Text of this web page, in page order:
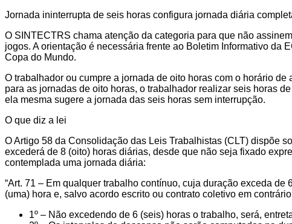
Jornada ininterrupta de seis horas configura jornada diária
O SINTECTRS chama atenção da categoria para que não
jogos. A orientação é necessária frente ao Boletim Informativo da
Copa do Mundo.
O trabalhador ou cumpre a jornada de oito horas com o horário
para as jornadas de oito horas, o trabalhador realizar seis horas
ela mesma sugere a jornada das seis horas sem interrupção.
O que diz a lei
O Artigo 58 da Consolidação das Leis Trabalhistas (CLT) dispõe
excederá de 8 (oito) horas diárias, desde que não seja fixado
contemplada uma jornada diária:
“Art. 71 – Em qualquer trabalho contínuo, cuja duração exceda
(uma) hora e, salvo acordo escrito ou contrato coletivo em
1º – Não excedendo de 6 (seis) horas o trabalho, será,